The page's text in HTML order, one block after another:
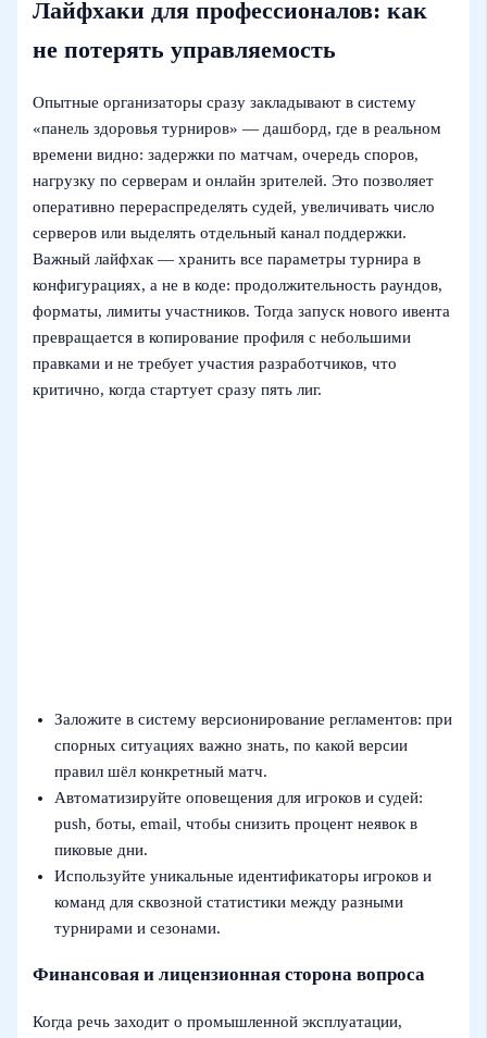
Лайфхаки для профессионалов: как
не потерять управляемость
Опытные организаторы сразу закладывают в систему
«панель здоровья турниров» — дашборд, где в реальном
времени видно: задержки по матчам, очередь споров,
нагрузку по серверам и онлайн зрителей. Это позволяет
оперативно перераспределять судей, увеличивать число
серверов или выделять отдельный канал поддержки.
Важный лайфхак — хранить все параметры турнира в
конфигурациях, а не в коде: продолжительность раундов,
форматы, лимиты участников. Тогда запуск нового ивента
превращается в копирование профиля с небольшими
правками и не требует участия разработчиков, что
критично, когда стартует сразу пять лиг.
Заложите в систему версионирование регламентов: при
спорных ситуациях важно знать, по какой версии
правил шёл конкретный матч.
Автоматизируйте оповещения для игроков и судей:
push, боты, email, чтобы снизить процент неявок в
пиковые дни.
Используйте уникальные идентификаторы игроков и
команд для сквозной статистики между разными
турнирами и сезонами.
Финансовая и лицензионная сторона вопроса
Когда речь заходит о промышленной эксплуатации,